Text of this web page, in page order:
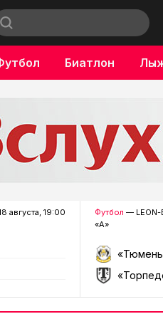
Биатлон
августа, 19:00 Футбол — LEON-
«А»